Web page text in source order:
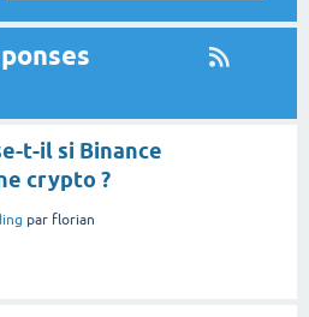
t-il si Binance
crypto ?
par florian